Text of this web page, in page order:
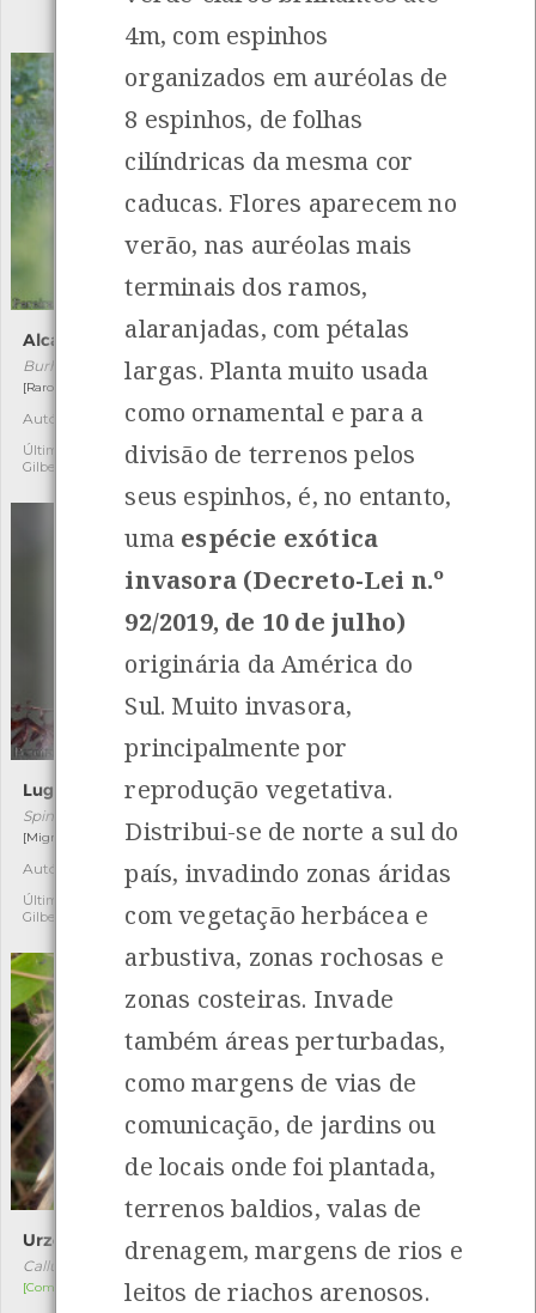
Alcaravão
Burhinus oedicnemus
[Raro e residente]
Autóctone
Última observação por:
Gilberto Pereira
1
Petinha-dos-prados
Anthus pratensis
Autóctone
Última observação por:
Gilberto Pereira
Lugre
Spinus spinus
[Migrador]
Autóctone
Última observação por:
Gilberto Pereira
2
Agulhas-de-Eva
[Comum]
Exótica invasora
Cristiano Sá
Urze
Calluna vulgaris
[Comum]
Urze-cantábrica
Daboecia cantabrica
[Comum]
4m, com espinhos
organizados em auréolas de
8 espinhos, de folhas
cilíndricas da mesma cor
caducas. Flores aparecem no
verão, nas auréolas mais
terminais dos ramos,
alaranjadas, com pétalas
largas. Planta muito usada
como ornamental e para a
divisão de terrenos pelos
seus espinhos, é, no entanto,
uma espécie exótica
invasora (Decreto-Lei n.º
92/2019, de 10 de julho)
originária da América do
Sul. Muito invasora,
principalmente por
reprodução vegetativa.
Distribui-se de norte a sul do
país, invadindo zonas áridas
com vegetação herbácea e
arbustiva, zonas rochosas e
zonas costeiras. Invade
também áreas perturbadas,
como margens de vias de
comunicação, de jardins ou
de locais onde foi plantada,
terrenos baldios, valas de
drenagem, margens de rios e
leitos de riachos arenosos.